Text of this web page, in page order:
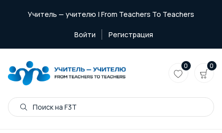
Учитель — учителю | From Teachers To Teachers
Войти Регистрация
Поиск на F3T
0 0